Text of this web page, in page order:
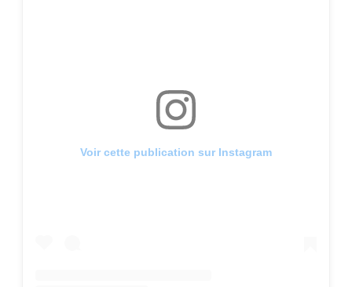
Voir cette publication sur Instagram